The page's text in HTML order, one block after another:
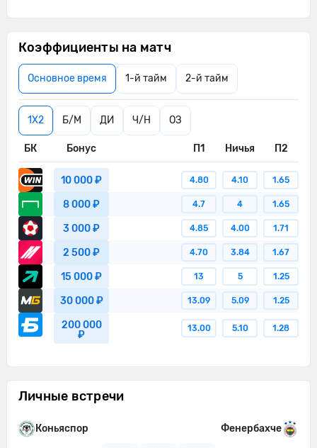
Коэффициенты на матч
Основное время 1-й тайм 2-й тайм
1X2 Б/М ДИ Ч/Н ОЗ
БК Бонус П1 Ничья П2
10 000 ₽ 4.80 4.10 1.65
8 000 ₽ 4.7 4 1.65
3 000 ₽ 4.85 4.00 1.71
2 500 ₽ 4.70 3.84 1.67
15 000 ₽ 13 5 1.25
30 000 ₽ 13.09 5.09 1.25
200 000
₽
13.00 5.10 1.28
Личные встречи
Коньяспор Фенербахче